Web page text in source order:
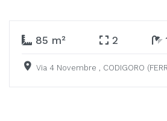
85 m² 2
Via 4 Novembre , CODIGORO